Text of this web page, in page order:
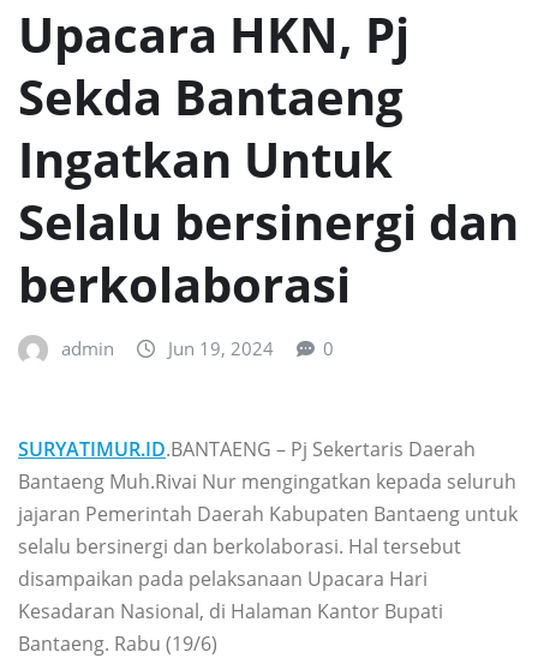
Upacara HKN, Pj
Sekda Bantaeng
Ingatkan Untuk
Selalu bersinergi dan
berkolaborasi
admin Jun 19, 2024 0
SURYATIMUR.ID.BANTAENG – Pj Sekertaris Daerah
Bantaeng Muh.Rivai Nur mengingatkan kepada seluruh
jajaran Pemerintah Daerah Kabupaten Bantaeng untuk
selalu bersinergi dan berkolaborasi. Hal tersebut
disampaikan pada pelaksanaan Upacara Hari
Kesadaran Nasional, di Halaman Kantor Bupati
Bantaeng. Rabu (19/6)